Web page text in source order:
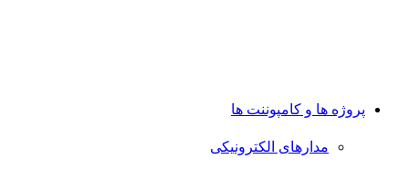
پروژه ها و کامپوننت ها
مدارهای الکترونیکی